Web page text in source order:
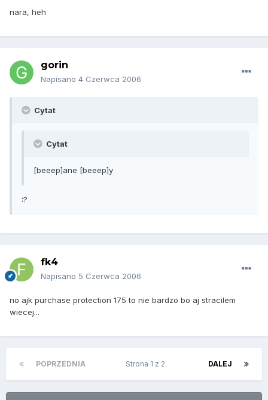
nara, heh
gorin
Napisano 4 Czerwca 2006
Cytat
Cytat
[beeep]ane [beeep]y
:?
fk4
Napisano 5 Czerwca 2006
no ajk purchase protection 175 to nie bardzo bo aj stracilem
wiecej...
POPRZEDNIA DALEJ
Strona 1 z 2